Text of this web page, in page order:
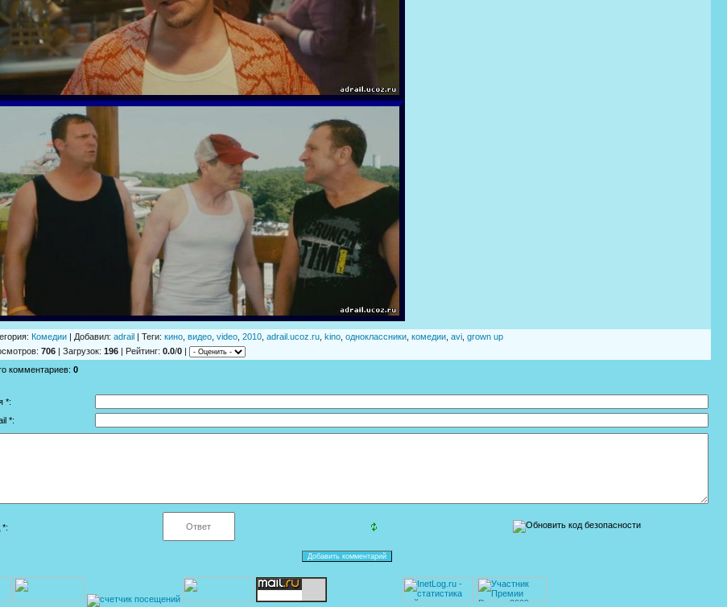
: Комедии | Добавил: adrail | Теги: кино видео video 2010 adrail.ucoz.ru kino одноклассники комедии avi grown up
: 706 | Загрузок: 196 | Рейтинг: 0.0/0 |
комментариев: 0
*:
*:
*: